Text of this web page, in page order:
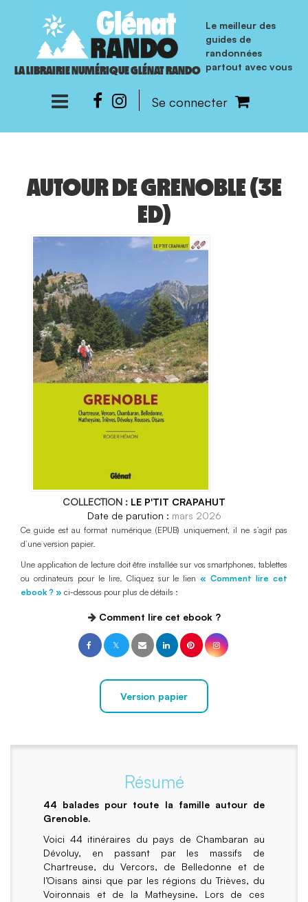
LA LIBRAIRIE NUMÉRIQUE GLÉNAT RANDO
Le meilleur des
guides de
randonnées
partout avec vous
Se connecter
AUTOUR DE GRENOBLE (3E
ED)
COLLECTION : LE P'TIT CRAPAHUT
mars 2026
Ce guide est au format numérique (EPUB) uniquement, il ne s’agit pas
d’une version papier.
Une application de lecture doit être installée sur vos smartphones, tablettes
ou ordinateurs pour le lire. Cliquez sur le lien« Comment lire cet
ebook ? » ci-dessous pour plus de détails :
Comment lire cet ebook ?
Version papier
Résumé
44 balades pour toute la famille autour de
Grenoble.
Voici 44 itinéraires du pays de Chambaran au
Dévoluy, en passant par les massifs de
Chartreuse, du Vercors, de Belledonne et de
l’Oisans ainsi que par les régions du Trièves, du
Voironnais et de la Matheysine. Lors de ces